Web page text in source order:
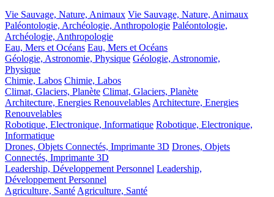
Vie Sauvage, Nature, Animaux Vie Sauvage, Nature, Animaux
Paléontologie, Archéologie, Anthropologie Paléontologie,
Archéologie, Anthropologie
Eau, Mers et Océans Eau, Mers et Océans
Géologie, Astronomie, Physique Géologie, Astronomie,
Physique
Chimie, Labos Chimie, Labos
Climat, Glaciers, Planète Climat, Glaciers, Planète
Architecture, Energies RenouvelablesArchitecture, Energies
Renouvelables
Robotique, Electronique, Informatique Robotique, Electronique,
Informatique
Drones, Objets Connectés, Imprimante 3D Drones, Objets
Connectés, Imprimante 3D
Leadership, Développement Personnel Leadership,
Développement Personnel
Agriculture, SantéAgriculture, Santé